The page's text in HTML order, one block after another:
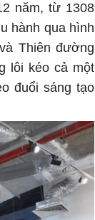
năm, từ 1308
hành qua hình
Thiên đường
lôi kéo cả một
đuổi sáng tạo